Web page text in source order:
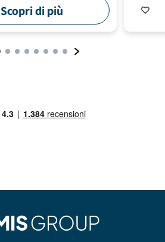
Scopri di più